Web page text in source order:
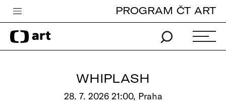
Česká televize
Zpravodajství
PROGRAM ČT ART
WHIPLASH
28. 7. 2026 21:00, Praha